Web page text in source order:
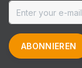
ABONNIEREN